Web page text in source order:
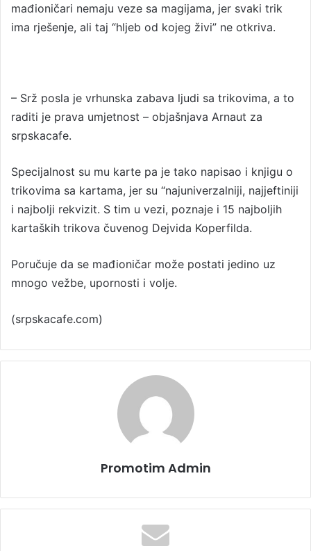
mađioničari nemaju veze sa magijama, jer svaki trik
ima rješenje, ali taj “hljeb od kojeg živi” ne otkriva.
– Srž posla je vrhunska zabava ljudi sa trikovima, a to
raditi je prava umjetnost – objašnjava Arnaut za
srpskacafe.
Specijalnost su mu karte pa je tako napisao i knjigu o
trikovima sa kartama, jer su “najuniverzalniji, najjeftiniji
i najbolji rekvizit. S tim u vezi, poznaje i 15 najboljih
kartaških trikova čuvenog Dejvida Koperfilda.
Poručuje da se mađioničar može postati jedino uz
mnogo vežbe, upornosti i volje.
(srpskacafe.com)
Promotim Admin